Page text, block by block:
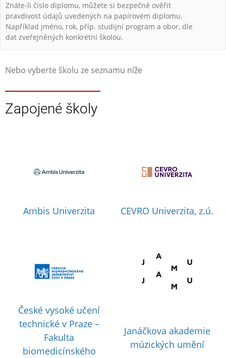
Znáte-li číslo diplomu, můžete si bezpečně ověřit
pravdivost údajů uvedených na papírovém diplomu.
Například jméno, rok, příp. studijní program a obor, dle
dat zveřejněných konkrétní školou.
Nebo vyberte školu ze seznamu níže
Zapojené školy
Ambis Univerzita CEVRO Univerzita, z.ú.
České vysoké učení
technické v Praze –
Fakulta
biomedicínského
Janáčkova akademie
múzických umění